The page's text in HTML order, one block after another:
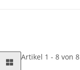
Artikel 1 - 8 von 8